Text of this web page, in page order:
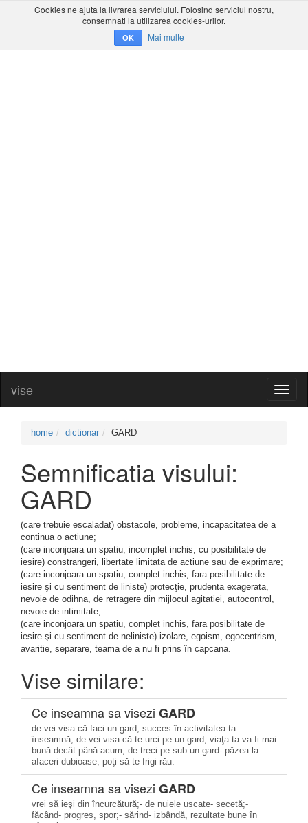
Cookies ne ajuta la livrarea serviciului. Folosind serviciul nostru,
consemnati la utilizarea cookies-urilor.
OK Mai multe
vise
home dictionar GARD
Semnificatia visului:
GARD
(care trebuie escaladat) obstacole, probleme, incapacitatea de a
continua o actiune;
(care inconjoara un spatiu, incomplet inchis, cu posibilitate de
iesire) constrangeri, libertate limitata de actiune sau de exprimare;
(care inconjoara un spatiu, complet inchis, fara posibilitate de
iesire şi cu sentiment de liniste) protecţie, prudenta exagerata,
nevoie de odihna, de retragere din mijlocul agitatiei, autocontrol,
nevoie de intimitate;
(care inconjoara un spatiu, complet inchis, fara posibilitate de
iesire şi cu sentiment de neliniste) izolare, egoism, egocentrism,
avaritie, separare, teama de a nu fi prins în capcana.
Vise similare:
Ce inseamna sa visezi GARD
de vei visa că faci un gard, succes în activitatea ta
înseamnă; de vei visa că te urci pe un gard, viaţa ta va fi mai
bună decât până acum; de treci pe sub un gard- păzea la
afaceri dubioase, poţi să te frigi rău.
Ce inseamna sa visezi GARD
vrei să ieşi din încurcătură;- de nuiele uscate- secetă;-
făcând- progres, spor;- sărind- izbândă, rezultate bune în